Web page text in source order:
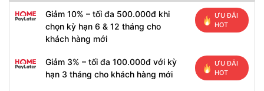
Giảm 10% – tối đa 500.000đ khi
chọn kỳ hạn 6 & 12 tháng cho
khách hàng mới
ƯU ĐÃI
HOT
Giảm 3% – tối đa 100.000đ với kỳ
hạn 3 tháng cho khách hàng mới
ƯU ĐÃI
HOT